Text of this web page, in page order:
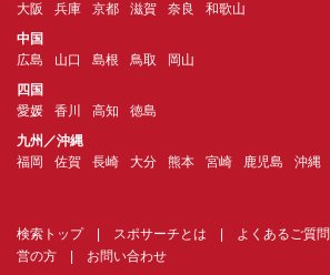
大阪
兵庫 京都 滋賀 奈良
和歌山
中国
広島
山口 島根 鳥取
岡山
四国
愛媛
香川 高知
徳島
九州／沖縄
福岡
佐賀 長崎 大分 熊本 宮崎 鹿児島 沖縄
検索トップ| スポサーチとは よくあるご質問
営の方
お問い合わせ